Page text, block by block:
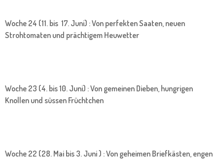
Woche 24 (11. bis 17. Juni) : Von perfekten Saaten, neuen
Strohtomaten und prächtigem Heuwetter
Woche 23 (4. bis 10. Juni) : Von gemeinen Dieben, hungrigen
Knollen und süssen Früchtchen
Woche 22 (28. Mai bis 3. Juni ) : Von geheimen Briefkästen, engen